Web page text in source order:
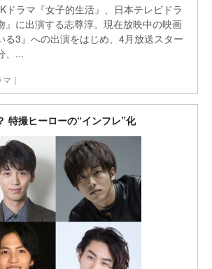
ドラマ『女子的生活』、日本テレビドラ
』に出演する志尊淳。現在放映中の映画
る3』への出演をはじめ、4月放送スター
、...
マ｜
特撮ヒーローの“インフレ”化